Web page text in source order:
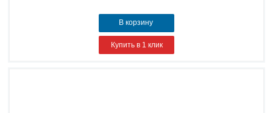
В корзину
Купить в 1 клик